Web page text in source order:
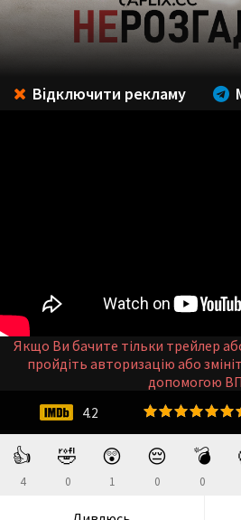
👍
4
🤣
0
😲
1
😔
0
💣
0
4.2
Відключити рекламу
Якщо Ви бачите тільки трейлер
пройдіть авторизацію або
допомогою